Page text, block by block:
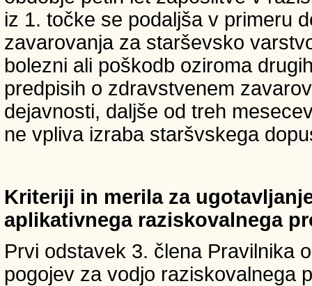
iz 1. točke se podaljša v primeru
zavarovanja za starševsko
bolezni ali poškodb oziroma
predpisih o zdravstvenem
dejavnosti, daljše od treh
ne vpliva izraba staršvskega
Kriteriji in merila za
aplikativnega raziskovalnega
Prvi odstavek 3. člena Pravilnika
pogojev za vodjo raziskovalnega